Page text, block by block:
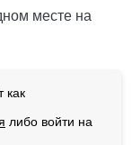
месте на
как
либо войти на